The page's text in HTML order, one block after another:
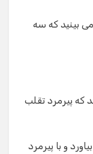
بینید که سه
که پیرمرد تقلب
و با پیرمرد